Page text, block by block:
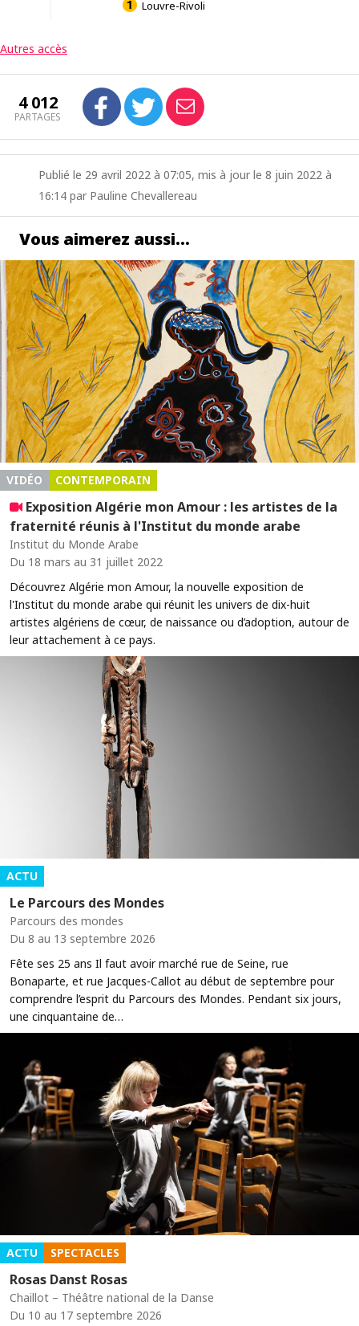
Louvre-Rivoli
Autres accès
4 012
PARTAGES
Publié le 29 avril 2022 à 07:05, mis à jour le 8 juin 2022 à
16:14 par Pauline Chevallereau
Vous aimerez aussi…
VIDÉO CONTEMPORAIN
Exposition Algérie mon Amour : les artistes de la
fraternité réunis à l'Institut du monde arabe
Institut du Monde Arabe
Du 18 mars au 31 juillet 2022
Découvrez Algérie mon Amour, la nouvelle exposition de
l'Institut du monde arabe qui réunit les univers de dix-huit
artistes algériens de cœur, de naissance ou d’adoption, autour de
leur attachement à ce pays.
ACTU
Le Parcours des Mondes
Parcours des mondes
Du 8 au 13 septembre 2026
Fête ses 25 ans Il faut avoir marché rue de Seine, rue
Bonaparte, et rue Jacques-Callot au début de septembre pour
comprendre l’esprit du Parcours des Mondes. Pendant six jours,
une cinquantaine de…
ACTU SPECTACLES
Rosas Danst Rosas
Chaillot – Théâtre national de la Danse
Du 10 au 17 septembre 2026